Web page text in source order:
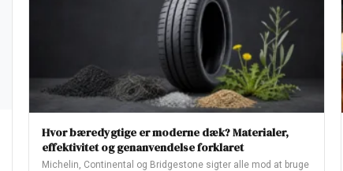
Hvor bæredygtige er moderne dæk? Materialer,
effektivitet og genanvendelse forklaret
Michelin, Continental og Bridgestone sigter alle mod at bruge